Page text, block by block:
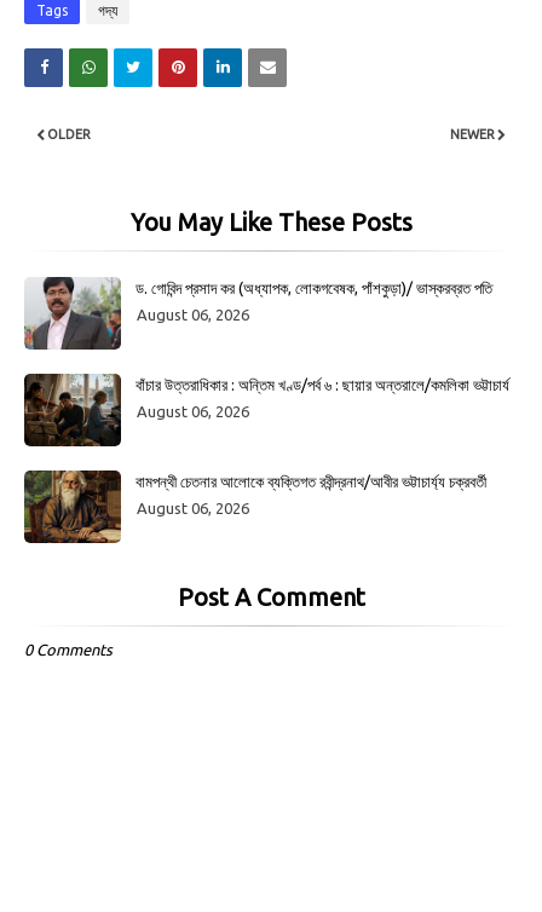
Tags গদ্য
NEWER
OLDER
You May Like These Posts
ড. গোবিন্দ প্রসাদ কর (অধ্যাপক, লোকগবেষক, পাঁশকুড়া)/ ভাস্করব্রত পতি
August 06, 2026
বাঁচার উত্তরাধিকার : অন্তিম খণ্ড/পর্ব ৬ : ছায়ার অন্তরালে/কমলিকা ভট্টাচার্য
August 06, 2026
বামপন্থী চেতনার আলোকে ব্যক্তিগত রবীন্দ্রনাথ/আবীর ভট্টাচার্য্য চক্রবর্তী
August 06, 2026
Post A Comment
0 Comments